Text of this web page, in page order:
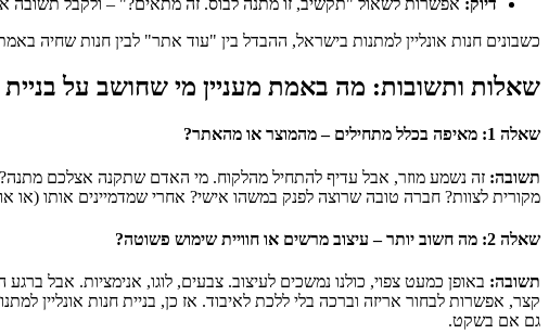
דיוק: אפשרות לשאול "תקשיב, זו מתנה לבוס. זה מתאים?" – ולקבל תשובה
כשבונים חנות אונליין למתנות בישראל, ההבדל בין "עוד אתר" לבין חנות
שאלות ותשובות: מה באמת מעניין מי שחושב על בניית
שאלה 1: מאיפה בכלל מתחילים – מהמוצר או מהאתר?
תשובה: זה נשמע מוזר, אבל עדיף להתחיל מהלקוח. מי האדם שתקנה אצלכם
מקורית לצוות? חברה טובה שרוצה לפנק במשהו אישי? אחרי שמדמיינים אותו (או
שאלה 2: מה חשוב יותר – עיצוב מרשים או חוויית שימוש פשוטה?
תשובה: באופן כמעט צפוי, כולנו נמשכים לעיצוב. צבעים, לוגו, אנימציות. אבל
קצר, אפשרות לבחור אריזה וברכה בלי ללכת לאיבוד. אז כן, בניית חנות אונליין
גם אם בשקט.